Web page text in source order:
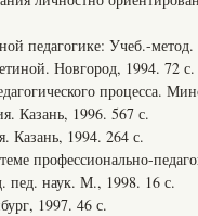
педагогике: Учеб.-метод.
Новгород, 1994. 72 с.
процесса.
Казань, 1996. 567 с.
Казань, 1994. 264 с.
профессионально-
пед. наук. М., 1998. 16 с.
1997. 46 с.